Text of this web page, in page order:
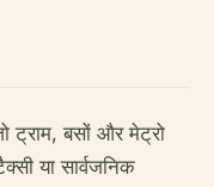
ट्राम, बसों और मेट्रो
या सार्वजनिक